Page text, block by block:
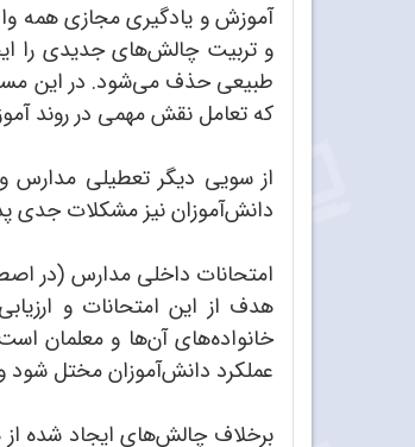
آموزش و یادگیری مجازی همه‌
و تربیت چالش‌های جدیدی را
طبیعی حذف می‌شود. در این
که تعامل نقش مهمی در روند
از سویی دیگر تعطیلی مدارس و
دانش‌آموزان نیز مشکلات جدی
امتحانات داخلی مدارس (در
هدف از این امتحانات و
خانواده‌های آن‌ها و معلمان
عملکرد دانش‌آموزان مختل شود